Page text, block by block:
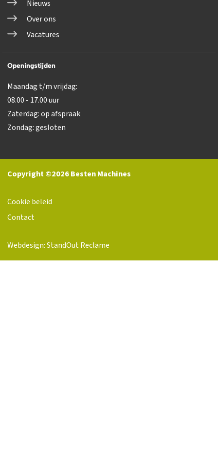
Nieuws
Over ons
Vacatures
Openingstijden
Maandag t/m vrijdag:
08.00 - 17.00 uur
Zaterdag: op afspraak
Zondag: gesloten
Copyright ©2026 Besten Machines
Cookie beleid
Contact
Webdesign: StandOut Reclame